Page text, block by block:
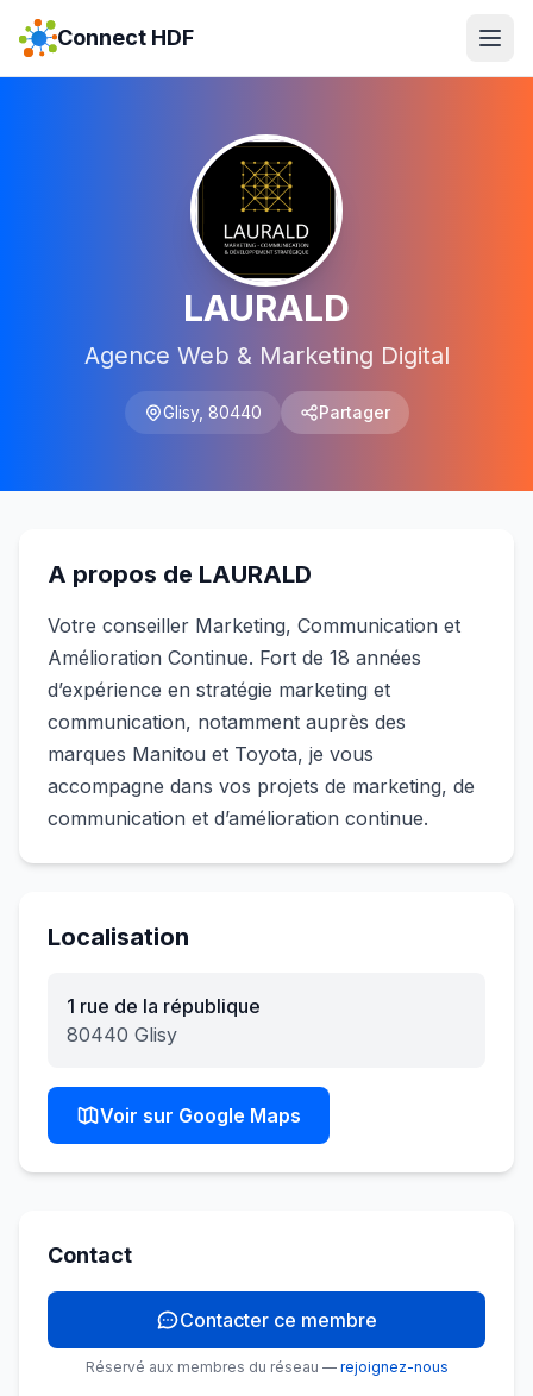
Connect HDF
LAURALD
Agence Web & Marketing Digital
Glisy, 80440 Partager
A propos de LAURALD
Votre conseiller Marketing, Communication et
Amélioration Continue. Fort de 18 années
d’expérience en stratégie marketing et
communication, notamment auprès des
marques Manitou et Toyota, je vous
accompagne dans vos projets de marketing, de
communication et d’amélioration continue.
Localisation
1 rue de la république
80440 Glisy
Voir sur Google Maps
Contact
Contacter ce membre
Réservé aux membres du réseau — rejoignez-nous